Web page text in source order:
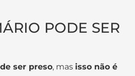
PODE SER
ser preso, mas isso não é